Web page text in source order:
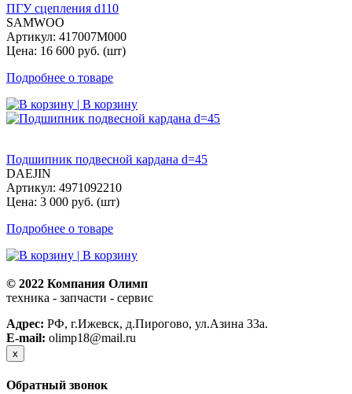
ПГУ сцепления d110
SAMWOO
Артикул: 417007M000
Цена: 16 600 руб. (шт)
Подробнее о товаре
| В корзину
Подшипник подвесной кардана d=45
DAEJIN
Артикул: 4971092210
Цена: 3 000 руб. (шт)
Подробнее о товаре
| В корзину
© 2022 Компания Олимп
техника - запчасти - сервис
Адрес: РФ, г.Ижевск, д.Пирогово, ул.Азина 33а.
E-mail: olimp18@mail.ru
x
Обратный звонок